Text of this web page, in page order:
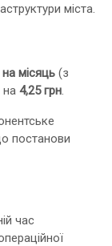
міста.
місяць (з
на 4,25 грн.
постанови
час